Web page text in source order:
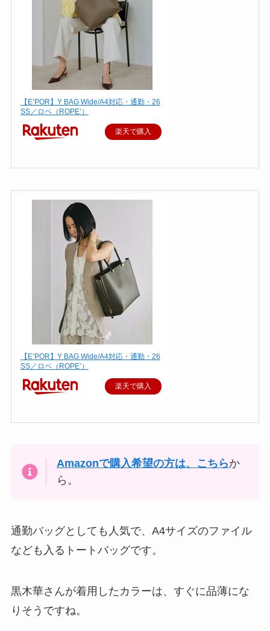
【E’POR】Y BAG Wide/A4対応・通勤・26
SS／ロペ（ROPE’）
楽天で購入
【E’POR】Y BAG Wide/A4対応・通勤・26
SS／ロペ（ROPE’）
楽天で購入
Amazonで購入希望の方は、こちらか
ら。
通勤バッグとしても人気で、A4サイズのファイル
なども入るトートバッグです。
黒木華さんが着用したカラーは、すぐに品薄にな
りそうですね。